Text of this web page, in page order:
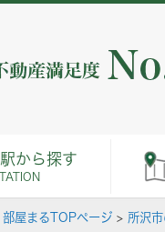
から探す
屋まるTOPページ > 所沢